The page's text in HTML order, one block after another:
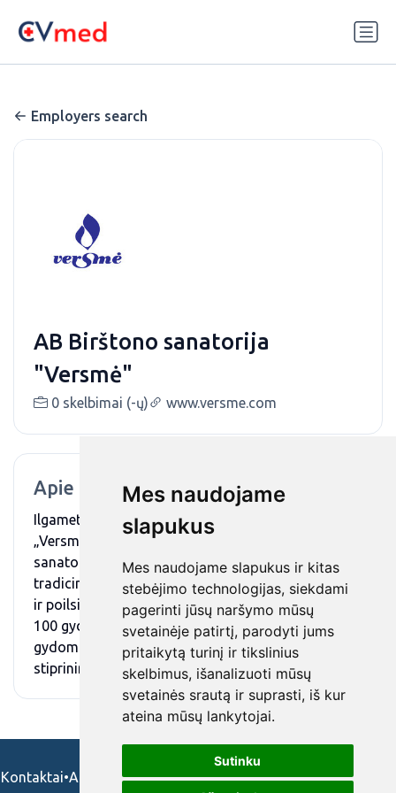
Mes naudojame
slapukus
Mes naudojame slapukus ir kitas
stebėjimo technologijas, siekdami
pagerinti jūsų naršymo mūsų
svetainėje patirtį, parodyti jums
pritaikytą turinį ir tikslinius
skelbimus, išanalizuoti mūsų
svetainės srautą ir suprasti, iš kur
ateina mūsų lankytojai.
Sutinku
Employers search
AB Birštono sanatorija
"Versmė"
0 skelbimai (-ų) www.versme.com
Apie mus
Ilgametę patirtį turinti, Birštone įsikūrusi sanatorija
„Versmė“ - pripažinta medicininės reabilitacijos ir
sanatorinio gydymo įstaiga, jau 55 metus teikianti
tradicinės medicininės reabilitacijos, sveikatinimo
ir poilsio paslaugas. Svečiams siūlo daugiau nei
100 gydomųjų ir SPA procedūrų asortimentą bei
gydomųjų gamtinių veiksnių naudą organizmo
stiprinimui, sveikatos gerinimui ar ligų prevencijai.
Kontaktai•Apie mus•Naudojimosi taisykės•Privatumo politika